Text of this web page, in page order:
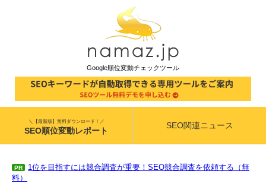
Google順位変動チェックツール
＼【最新版】無料ダウンロード！／
SEO順位変動レポート
SEO関連ニュース
PR
1位を目指すには競合調査が重要！SEO競合調査を依頼する（無
料）